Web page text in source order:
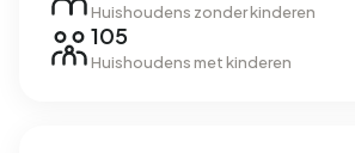
Huishoudens zonder kinderen
105
Huishoudens met kinderen